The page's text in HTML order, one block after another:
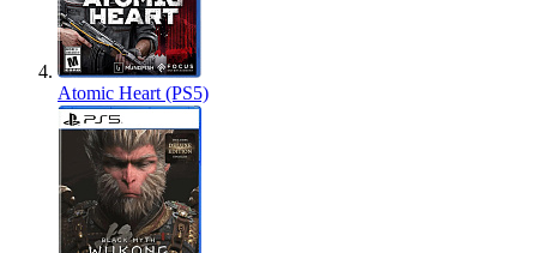
Atomic Heart (PS5)